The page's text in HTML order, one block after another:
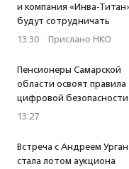
и компания «Инва-
будут сотрудничать
13:30 · Прислано НКО
Пенсионеры Самарской
области освоят правила
цифровой безопасности
13:27
Встреча с Андреем
стала лотом аукциона